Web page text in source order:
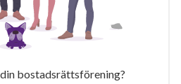
bostadsrättsförening?